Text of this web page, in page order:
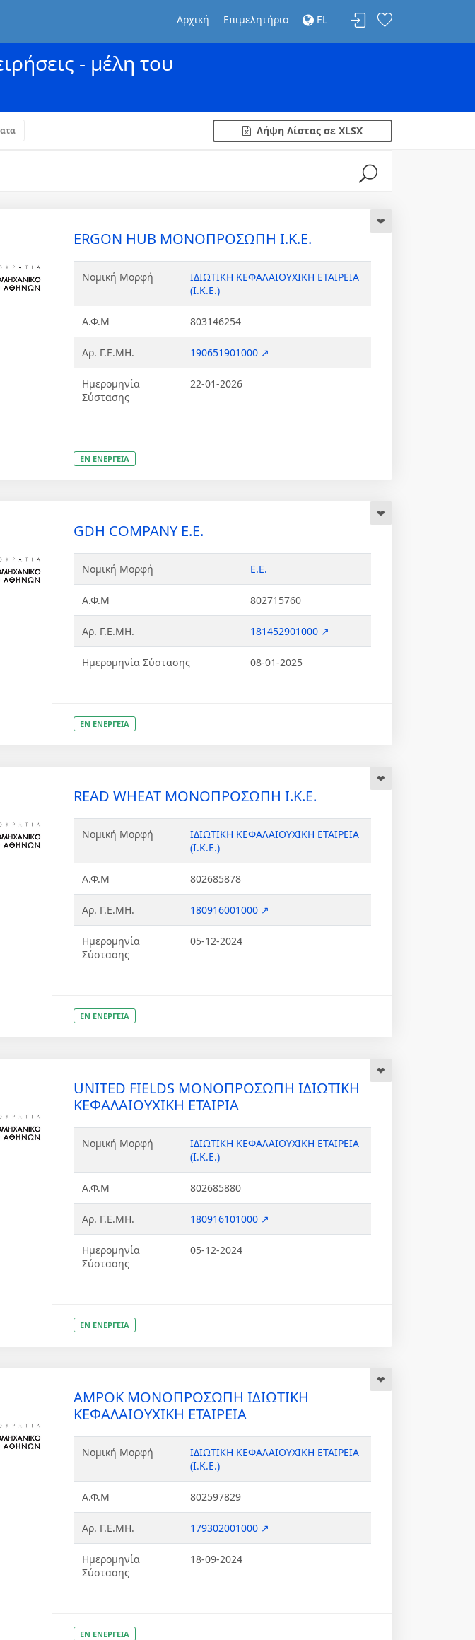
Αρχική Επιμελητήριο EL
- μέλη του
Λήψη Λίστας σε XLSX
ERGON HUB ΜΟΝΟΠΡΟΣΩΠΗ Ι.Κ.Ε.
Νομική Μορφή
ΙΔΙΩΤΙΚΗ ΚΕΦΑΛΑΙΟΥΧΙΚΗ ΕΤΑΙΡΕΙΑ
(Ι.Κ.Ε.)
Α.Φ.Μ 803146254
Αρ. Γ.Ε.ΜΗ. 190651901000 ↗
Ημερομηνία
Σύστασης
22-01-2026
ΕΝ ΕΝΕΡΓΕΙΑ
GDH COMPANY Ε.Ε.
Νομική Μορφή Ε.Ε.
Α.Φ.Μ 802715760
Αρ. Γ.Ε.ΜΗ. 181452901000 ↗
Ημερομηνία Σύστασης 08-01-2025
ΕΝ ΕΝΕΡΓΕΙΑ
READ WHEAT ΜΟΝΟΠΡΟΣΩΠΗ Ι.Κ.Ε.
Νομική Μορφή
ΙΔΙΩΤΙΚΗ ΚΕΦΑΛΑΙΟΥΧΙΚΗ ΕΤΑΙΡΕΙΑ
(Ι.Κ.Ε.)
Α.Φ.Μ 802685878
Αρ. Γ.Ε.ΜΗ. 180916001000 ↗
Ημερομηνία
Σύστασης
05-12-2024
ΕΝ ΕΝΕΡΓΕΙΑ
UNITED FIELDS ΜΟΝΟΠΡΟΣΩΠΗ ΙΔΙΩΤΙΚΗ
ΚΕΦΑΛΑΙΟΥΧΙΚΗ ΕΤΑΙΡΙΑ
Νομική Μορφή
ΙΔΙΩΤΙΚΗ ΚΕΦΑΛΑΙΟΥΧΙΚΗ ΕΤΑΙΡΕΙΑ
(Ι.Κ.Ε.)
Α.Φ.Μ 802685880
Αρ. Γ.Ε.ΜΗ. 180916101000 ↗
Ημερομηνία
Σύστασης
05-12-2024
ΕΝ ΕΝΕΡΓΕΙΑ
AMPOK ΜΟΝΟΠΡΟΣΩΠΗ ΙΔΙΩΤΙΚΗ
ΚΕΦΑΛΑΙΟΥΧΙΚΗ ΕΤΑΙΡΕΙΑ
Νομική Μορφή
ΙΔΙΩΤΙΚΗ ΚΕΦΑΛΑΙΟΥΧΙΚΗ ΕΤΑΙΡΕΙΑ
(Ι.Κ.Ε.)
Α.Φ.Μ 802597829
Αρ. Γ.Ε.ΜΗ. 179302001000 ↗
Ημερομηνία
Σύστασης
18-09-2024
ΕΝ ΕΝΕΡΓΕΙΑ